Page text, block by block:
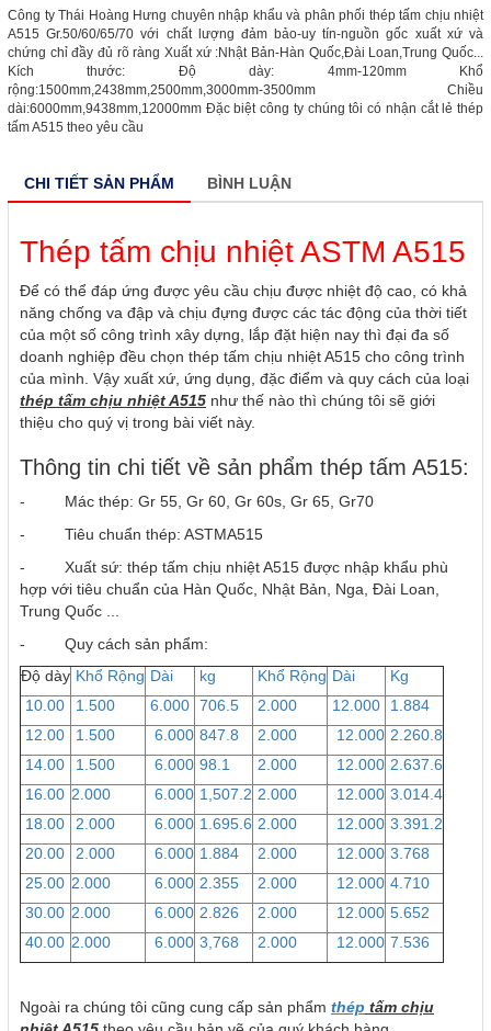
Công ty Thái Hoàng Hưng chuyên nhập khẩu và phân phối thép tấm chịu nhiệt
A515 Gr.50/60/65/70 với chất lượng đảm bảo-uy tín-nguồn gốc xuất xứ và
chứng chỉ đầy đủ rõ ràng Xuất xứ :Nhật Bản-Hàn Quốc,Đài Loan,Trung Quốc...
Kích thước: Độ dày: 4mm-120mm Khổ
rộng:1500mm,2438mm,2500mm,3000mm-3500mm Chiều
dài:6000mm,9438mm,12000mm Đặc biệt công ty chúng tôi có nhận cắt lẻ thép
tấm A515 theo yêu cầu
CHI TIẾT SẢN PHẨM BÌNH LUẬN
Thép tấm chịu nhiệt ASTM A515
Để có thể đáp ứng được yêu cầu chịu được nhiệt độ cao, có khả
năng chống va đập và chịu đựng được các tác động của thời tiết
của một số công trình xây dựng, lắp đặt hiện nay thì đại đa số
doanh nghiệp đều chọn thép tấm chịu nhiệt A515 cho công trình
của mình. Vậy xuất xứ, ứng dụng, đặc điểm và quy cách của loại
thép tấm chịu nhiệt A515 như thế nào thì chúng tôi sẽ giới
thiệu cho quý vị trong bài viết này.
Thông tin chi tiết về sản phẩm thép tấm A515:
- Mác thép: Gr 55, Gr 60, Gr 60s, Gr 65, Gr70
- Tiêu chuẩn thép: ASTMA515
- Xuất sứ: thép tấm chịu nhiệt A515 được nhập khẩu phù
hợp với tiêu chuẩn của Hàn Quốc, Nhật Bản, Nga, Đài Loan,
Trung Quốc ...
- Quy cách sản phẩm:
Độ dày Khổ Rộng Dài kg Khổ Rộng Dài
Kg
10.00
1.500 6.000 706.5 2.000 12.000
1.884
12.00
1.500 6.000 847.8 2.000 12.000 2.260.8
14.00
1.500 6.000 98.1 2.000 12.000 2.637.6
16.00 2.000 6.000 1,507.2 2.000 12.000 3.014.4
18.00
2.000 6.000 1.695.6 2.000 12.000 3.391.2
20.00
2.000 6.000 1.884 2.000 12.000 3.768
25.00 2.000 6.000 2.355 2.000 12.000 4.710
30.00 2.000 6.000 2.826 2.000 12.000 5.652
40.00 2.000 6.000 3,768 2.000 12.000 7.536
Ngoài ra chúng tôi cũng cung cấp sản phẩm thép tấm chịu